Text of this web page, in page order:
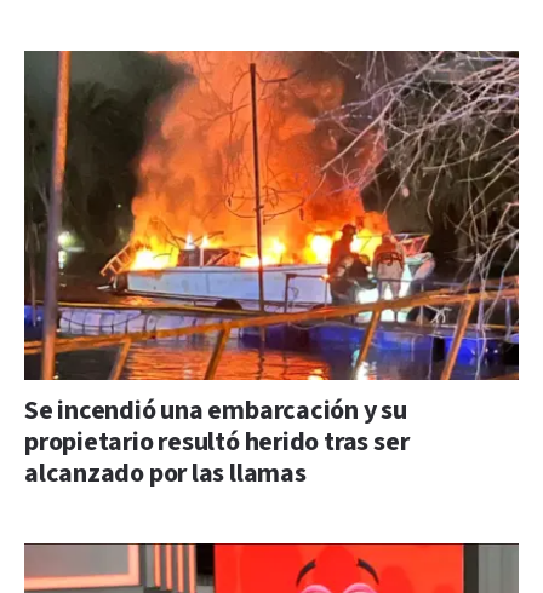
Se incendió una embarcación y su
propietario resultó herido tras ser
alcanzado por las llamas